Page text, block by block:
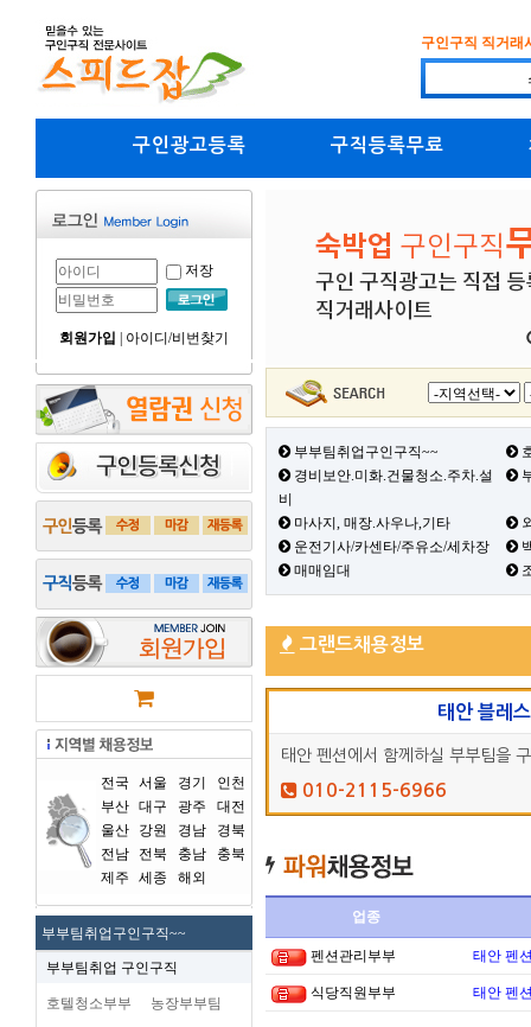
구인구직 직거래
구인광고등록 구직등록무료
저장
회원가입 아이디/비번찾기
전국 서울 경기
인천
부산 대구 광주
대전
울산
강원 경남
경북
전남
전북 충남
충북
제주
세종 해외
부부팀취업구인구직~~
부부팀취업 구인구직
호텔청소부부 농장부부팀
부부팀취업구인구직~~
경비보안.미화.건물청소.주차.설
비
마사지, 매장.사우나,기타
운전기사/카센타/주유소/세차장
매매임대
그랜드채용정보
태안 블레
태안 펜션에서 함께하실 부부팀을
010-2115-6966
업종
펜션관리부부 태안 펜
식당직원부부 태안 펜